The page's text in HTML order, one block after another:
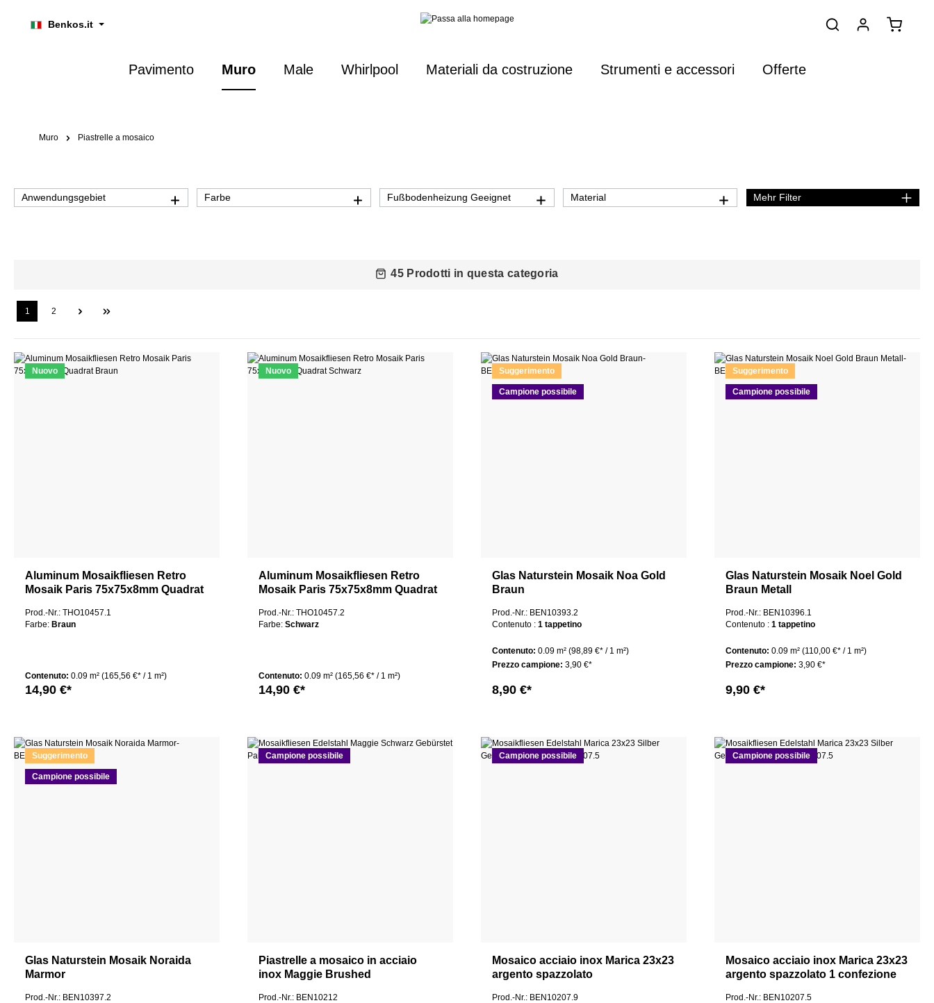
Benkos.it
Pavimento Muro Male Whirlpool Materiali da costruzione Strumenti e accessori Offerte
Muro Piastrelle a mosaico
Anwendungsgebiet Farbe Fußbodenheizung Geeignet Material Mehr Filter
45 Prodotti in questa categoria
1 2
Nuovo
Aluminum Mosaikfliesen Retro
Mosaik Paris 75x75x8mm Quadrat
Prod.-Nr.: THO10457.1
Farbe: Braun
Contenuto: 0.09 m² (165,56 €* / 1 m²)
14,90 €*
Nuovo
Aluminum Mosaikfliesen Retro
Mosaik Paris 75x75x8mm Quadrat
Prod.-Nr.: THO10457.2
Farbe: Schwarz
Contenuto: 0.09 m² (165,56 €* / 1 m²)
14,90 €*
Suggerimento
Campione possibile
Glas Naturstein Mosaik Noa Gold
Braun
Prod.-Nr.: BEN10393.2
Contenuto : 1 tappetino
Contenuto: 0.09 m² (98,89 €* / 1 m²)
Prezzo campione: 3,90 €*
8,90 €*
Suggerimento
Campione possibile
Glas Naturstein Mosaik Noel Gold
Braun Metall
Prod.-Nr.: BEN10396.1
Contenuto : 1 tappetino
Contenuto: 0.09 m² (110,00 €* / 1 m²)
Prezzo campione: 3,90 €*
9,90 €*
Suggerimento
Campione possibile
Glas Naturstein Mosaik Noraida
Marmor
Prod.-Nr.: BEN10397.2
Campione possibile
Piastrelle a mosaico in acciaio
inox Maggie Brushed
Prod.-Nr.: BEN10212
Campione possibile
Mosaico acciaio inox Marica 23x23
argento spazzolato
Prod.-Nr.: BEN10207.9
Campione possibile
Mosaico acciaio inox Marica 23x23
argento spazzolato 1 confezione
Prod.-Nr.: BEN10207.5